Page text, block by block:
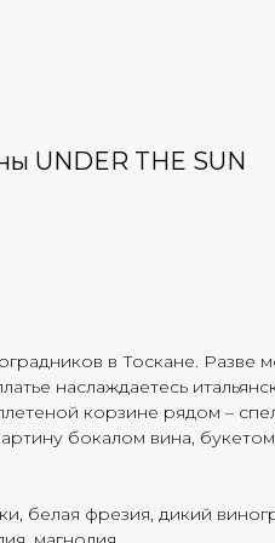
UNDER THE SUN
в Тоскане. Разве
наслаждаетесь
корзине рядом –
бокалом вина,
белая фрезия, дикий